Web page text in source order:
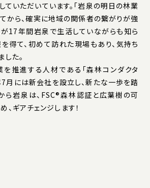
ていただいています。「岩泉の明日の林業
てから、確実に地域の関係者の繋がりが強
が17年間岩泉で生活していながらも知ら
得て、初めて訪れた現場もあり、気持ち
た。
推進する人材である「森林コンダクタ
7月には新会社を設立し、新たな一歩を踏
ら岩泉は、FSC®森林認証と広葉樹の可
ギアチェンジします！